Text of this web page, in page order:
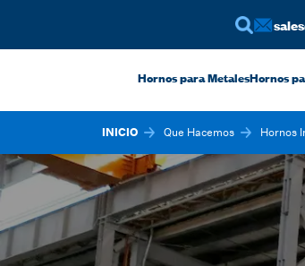
Hornos para MetalesHornos
INICIO Que Hacemos Hornos